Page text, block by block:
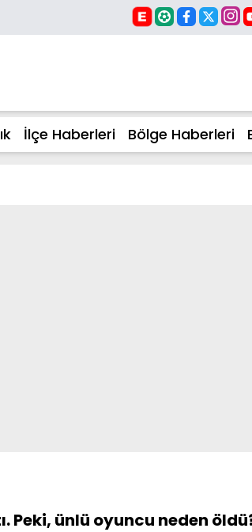
İlçe Haberleri Bölge Haberleri
Peki, ünlü oyuncu neden